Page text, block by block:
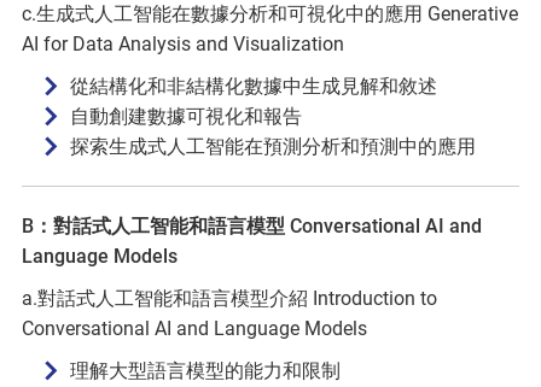
c.生成式人工智能在數據分析和可視化中的應用 Generative
AI for Data Analysis and Visualization
從結構化和非結構化數據中生成見解和敘述
自動創建數據可視化和報告
探索生成式人工智能在預測分析和預測中的應用
B：對話式人工智能和語言模型 Conversational AI and
Language Models
a.對話式人工智能和語言模型介紹 Introduction to
Conversational AI and Language Models
理解大型語言模型的能力和限制